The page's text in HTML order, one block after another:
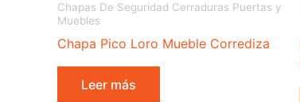
Chapas De Seguridad Cerraduras Puertas y
Muebles
Chapa Pico Loro Mueble Corrediza
Leer más